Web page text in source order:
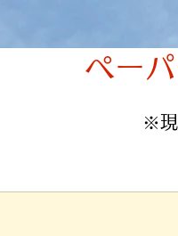
ペー
※現